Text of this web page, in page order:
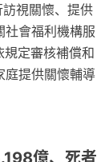
視關懷、提供
社會福利機構服
定審核補償和
庭提供關懷輔導
億、死者